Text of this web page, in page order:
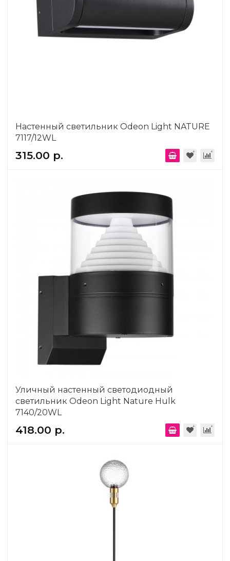
Настенный светильник Odeon Light NATURE
7117/12WL
315.00 р.
Уличный настенный светодиодный
светильник Odeon Light Nature Hulk
7140/20WL
418.00 р.